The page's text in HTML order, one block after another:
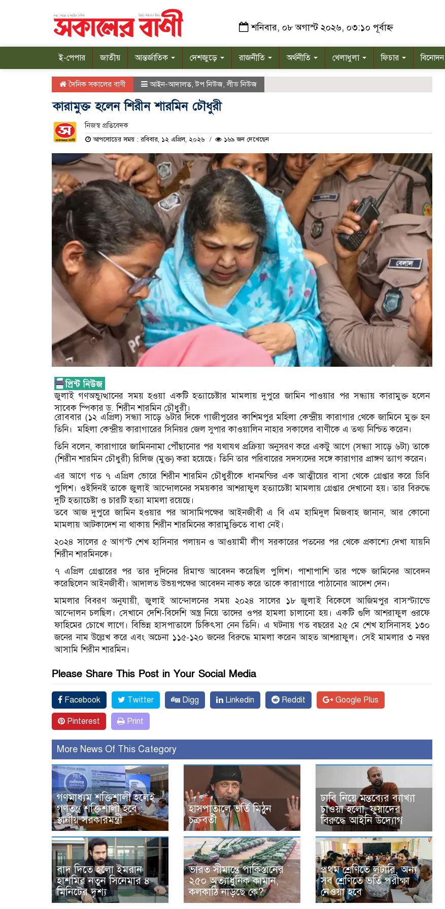
শনিবার, ০৮ অগাস্ট ২০২৬, ০৩:১০ পূর্বাহ্ন
ই-পেপার জাতীয় আন্তর্জাতিক দেশজুড়ে রাজনীতি অর্থনীতি খেলাধুলা ফিচার বিনোদন
দৈনিক সকালের বাণী আইন-আদালত ,টপ নিউজ ,লীড নিউজ
কারামুক্ত হলেন শিরীন শারমিন চৌধুরী
নিজস্ব প্রতিবেদক
আপলোডের সময় : রবিবার, ১২ এপ্রিল, ২০২৬ ১৬৯ জন দেখেছেন
জুলাই গণঅভ্যুত্থানের সময় হওয়া একটি হত্যাচেষ্টার মামলায় দুপুরে জামিন পাওয়ার পর সন্ধ্যায় কারামুক্ত হলেন
সাবেক স্পিকার ড. শিরীন শারমিন চৌধুরী।
রোববার (১২ এপ্রিল) সন্ধ্যা সাড়ে ৬টার দিকে গাজীপুরের কাশিমপুর মহিলা কেন্দ্রীয় কারাগার থেকে জামিনে মুক্ত হন
তিনি। মহিলা কেন্দ্রীয় কারাগারের সিনিয়র জেল সুপার কাওয়ালিন নাহার সকালের বাণীকে এ তথ্য নিশ্চিত করেন।
তিনি বলেন, কারাগারে জামিননামা পৌঁছানোর পর যথাযথ প্রক্রিয়া অনুসরণ করে একটু আগে (সন্ধ্যা সাড়ে ৬টা) তাকে
(শিরীন শারমিন চৌধুরী) রিলিজ (মুক্ত) করা হয়েছে। তিনি তার পরিবারের সদস্যদের সঙ্গে কারাগার প্রাঙ্গণ ত্যাগ করেন।
এর আগে গত ৭ এপ্রিল ভোরে শিরীন শারমিন চৌধুরীকে ধানমন্ডির এক আত্মীয়ের বাসা থেকে গ্রেপ্তার করে ডিবি
পুলিশ। ওইদিনই তাকে জুলাই আন্দোলনের সময়কার আশরাফুল হত্যাচেষ্টা মামলায় গ্রেপ্তার দেখানো হয়। তার বিরুদ্ধে
দুটি হত্যাচেষ্টা ও চারটি হত্যা মামলা রয়েছে।
তবে আজ দুপুরে জামিন হওয়ার পর আসামিপক্ষের আইনজীবী এ বি এম হামিদুল মিজবাহ জানান, আর কোনো
মামলায় আটকাদেশ না থাকায় শিরীন শারমিনের কারামুক্তিতে বাধা নেই।
২০২৪ সালের ৫ আগস্ট শেখ হাসিনার পলায়ন ও আওয়ামী লীগ সরকারের পতনের পর থেকে প্রকাশ্যে দেখা যায়নি
শিরীন শারমিনকে।
৭ এপ্রিল গ্রেপ্তারের পর তার দুদিনের রিমান্ড আবেদন করেছিল পুলিশ। পাশাপাশি তার পক্ষে জামিনের আবেদন
করেছিলেন আইনজীবী। আদালত উভয়পক্ষের আবেদন নাকচ করে তাকে কারাগারে পাঠানোর আদেশ দেন।
মামলার বিবরণ অনুযায়ী, জুলাই আন্দোলনের সময় ২০২৪ সালের ১৮ জুলাই বিকেলে আজিমপুর বাসস্ট্যান্ডে
আন্দোলন চলছিল। সেখানে দেশি-বিদেশি অস্ত্র নিয়ে তাদের ওপর হামলা চালানো হয়। একটি গুলি আশরাফুল ওরফে
ফাহিমের চোখে লাগে। বিভিন্ন হাসপাতালে চিকিৎসা নেন তিনি। এ ঘটনায় গত বছরের ২৫ মে শেখ হাসিনাসহ ১৩০
জনের নাম উল্লেখ করে এবং অচেনা ১১৫-১২০ জনের বিরুদ্ধে মামলা করেন আহত আশরাফুল। সেই মামলার ৩ নম্বর
আসামি শিরীন শারমিন।
Please Share This Post in Your Social Media
Facebook Twitter Digg Linkedin Reddit Google Plus
Pinterest Print
More News Of This Category
গণমাধ্যম শক্তিশালী হলেই
গণতন্ত্র শক্তিশালী হবে :
স্থানীয় সরকারমন্ত্রী
হাসপাতালে ভর্তি মিঠুন
চক্রবর্তী
ঢাবি নিয়ে মন্তব্যের ব্যাখ্যা
চাওয়া হলো, ফুয়াদের
বিরুদ্ধে আইনি উদ্যোগ
বাদ দিতে হলো ইমরান
হাশমির নতুন সিনেমার ৪
মিনিটের দৃশ্য
ভারত সীমান্তে পাকিস্তানের
২৫০ অত্যাধুনিক কামান,
কলকাঠি নাড়ছে কে?
প্রথম শ্রেণিতে লটারি, অন্য
সব শ্রেণিতে ভর্তি পরীক্ষা
নেওয়া হবে